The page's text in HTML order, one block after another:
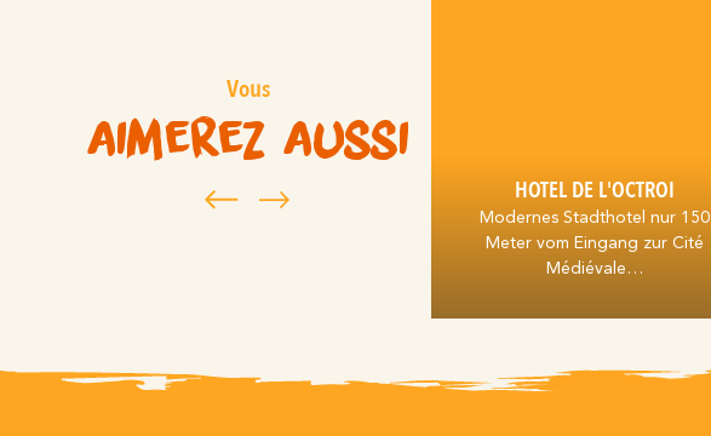
Vous
aimerez aussi
HOTEL DE L'OCTROI
Modernes Stadthotel nur 150
Meter vom Eingang zur Cité
Médiévale…